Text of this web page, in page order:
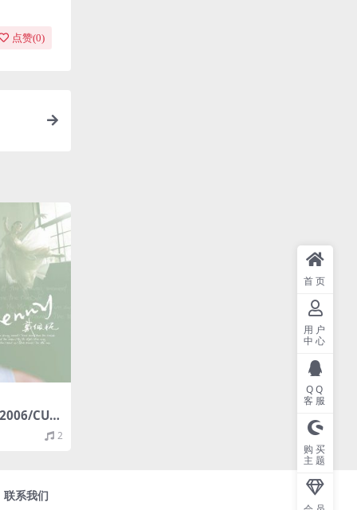
点赞(0)
CUE
2
联系我们
首页
用户
中心
QQ
客服
购买
主题